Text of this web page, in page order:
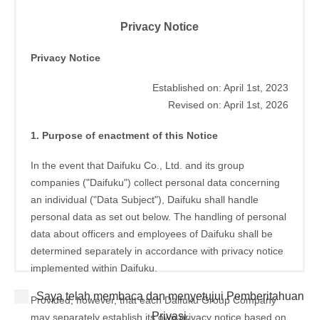
Privacy Notice
Privacy Notice
Established on: April 1st, 2023
Revised on: April 1st, 2026
1. Purpose of enactment of this Notice
In the event that Daifuku Co., Ltd. and its group
companies ("Daifuku") collect personal data concerning
an individual ("Data Subject"), Daifuku shall handle
personal data as set out below. The handling of personal
data about officers and employees of Daifuku shall be
determined separately in accordance with privacy notice
implemented within Daifuku.
Provided, however, that each Daifuku Group Company
may separately establish its own privacy notice based on
Saya telah membaca dan menyetujui Pemberitahuan
Privasi.